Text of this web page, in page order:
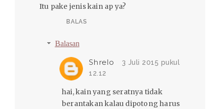
Itu pake jenis kain ap ya?
BALAS
Balasan
Shrelo
3 Juli 2015 pukul
12.12
hai, kain yang seratnya tidak
berantakan kalau dipotong harus